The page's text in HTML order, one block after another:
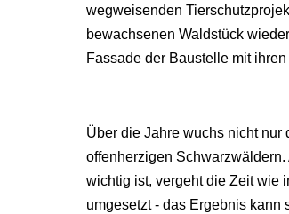
wegweisenden
bewachsenen Waldstück
Fassade der Baustelle mit
Über die Jahre wuchs nicht nur
offenherzigen
wichtig ist, vergeht die Zeit wie
umgesetzt - das Ergebnis kann